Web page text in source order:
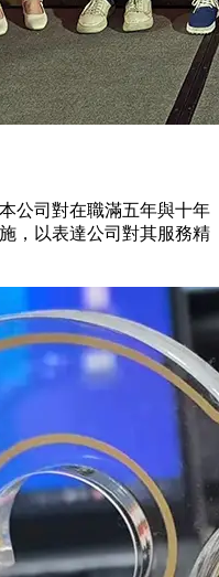
公司對在職滿五年與十年
，以表達公司對其服務精